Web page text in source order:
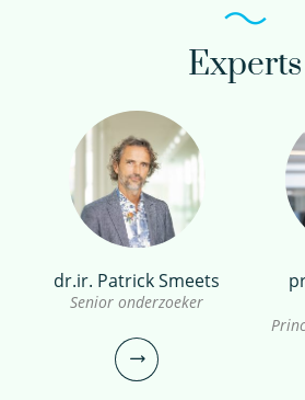
bekijk profiel
prof.dr. Gertjan
Principal microbiologist
030-6069653
bekijk profiel
Experts
dr.ir. Patrick Smeets
Senior onderzoeker